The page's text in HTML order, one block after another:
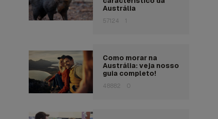
Austrália
57124 1
Como morar na
Austrália: veja nosso
guia completo!
48882 0